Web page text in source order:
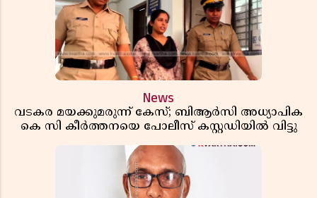
News
വടകര മയക്കുമരുന്ന് കേസ്; ബിആർസി അധ്യാപിക
കെ സി കീർത്തനയെ പോലീസ് കസ്റ്റഡിയിൽ വിട്ടു